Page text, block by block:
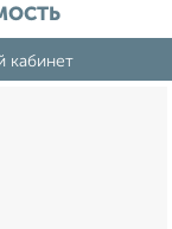
кабинет